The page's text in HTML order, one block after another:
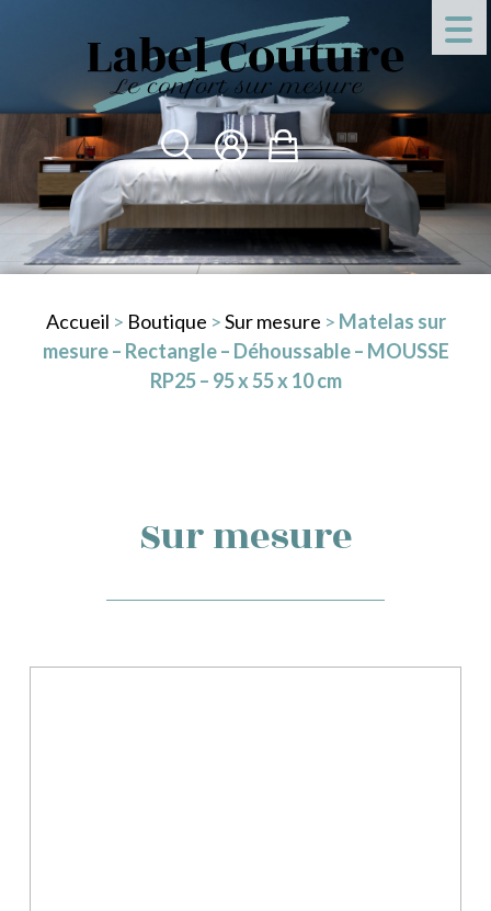
Accueil > Boutique >Sur mesure > Matelas sur
mesure – Rectangle – Déhoussable – MOUSSE
RP25 – 95 x 55 x 10 cm
Sur mesure